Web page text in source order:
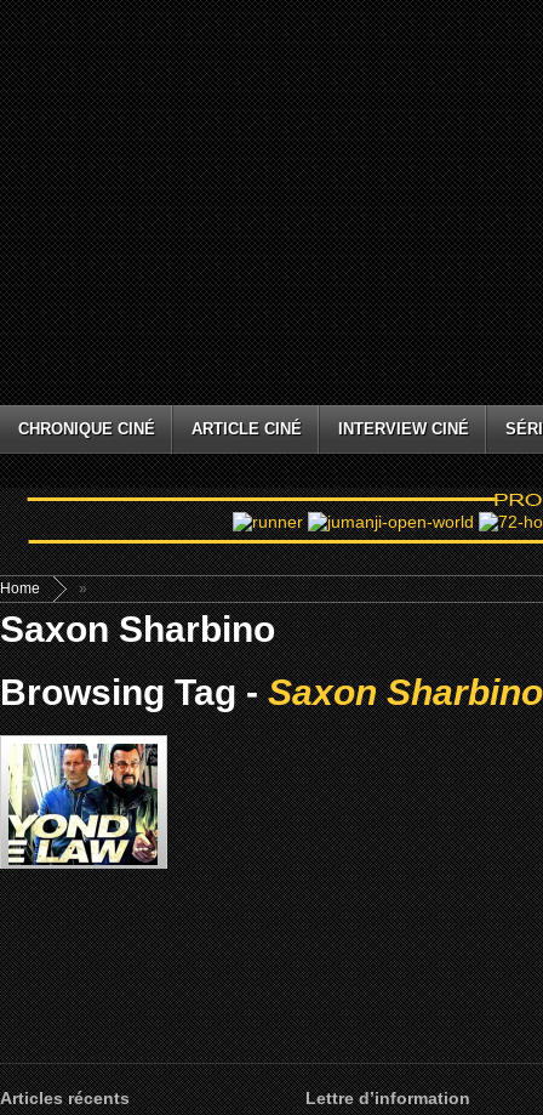
CHRONIQUE CINÉ ARTICLE CINÉ INTERVIEW CINÉ
Home »
Saxon Sharbino
Browsing Tag -Saxon Sharbino
BEYOND THE LAW (2019)
Articles récents Lettre d’information